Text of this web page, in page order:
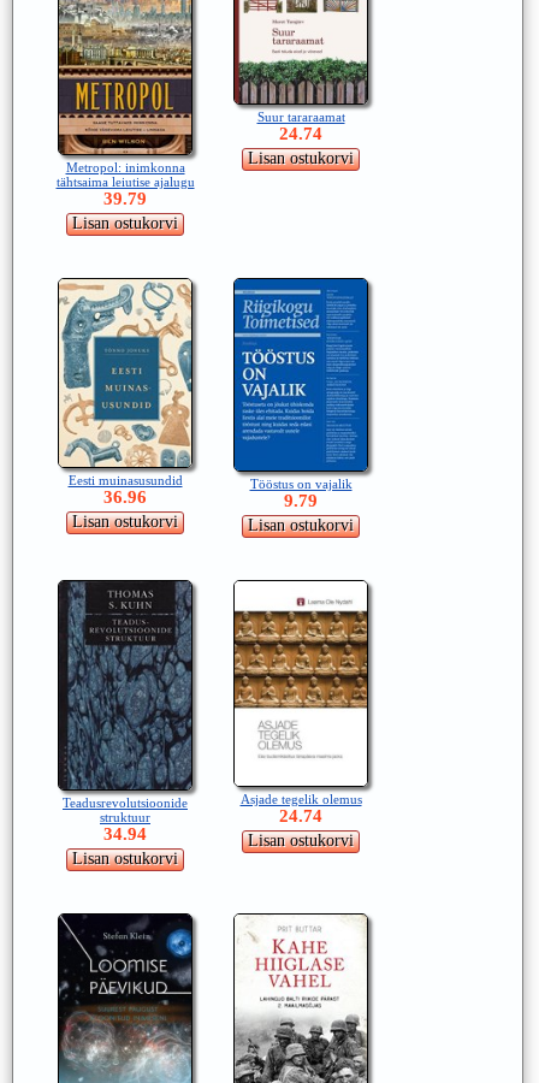
Metropol: inimkonna
tähtsaima leiutise ajalugu
39.79
Suur tararaamat
24.74
Eesti muinasusundid
36.96
Tööstus on vajalik
9.79
Teadusrevolutsioonide
struktuur
34.94
Asjade tegelik olemus
24.74